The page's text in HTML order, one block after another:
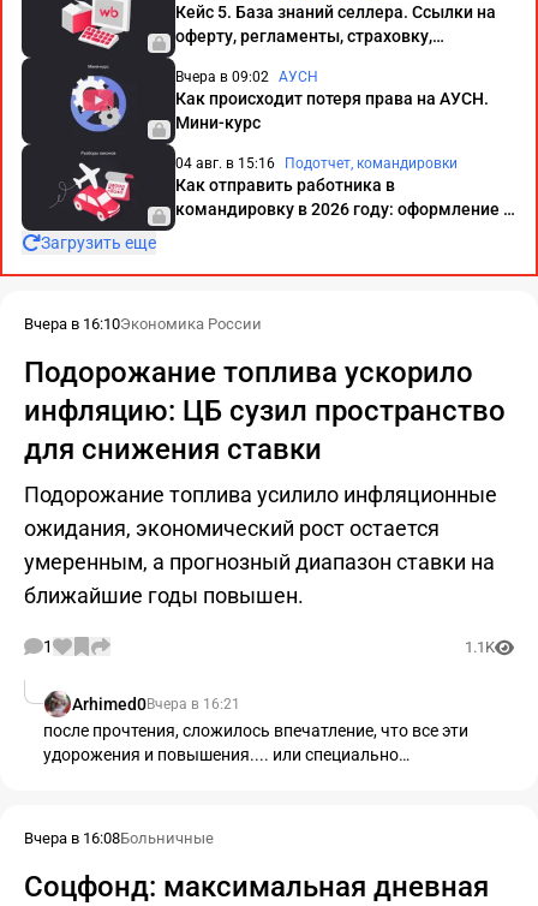
Кейс 5. База знаний селлера. Ссылки на
оферту, регламенты, страховку,
Вчера в 09:02 АУСН
Как происходит потеря права на АУСН.
Мини-курс
04 авг. в 15:16 Подотчет, командировки
Как отправить работника в
командировку в 2026 году: оформление и
Загрузить еще
Вчера в 16:10Экономика России
Подорожание топлива ускорило
инфляцию: ЦБ сузил пространство
для снижения ставки
Подорожание топлива усилило инфляционные
ожидания, экономический рост остается
умеренным, а прогнозный диапазон ставки на
ближайшие годы повышен.
1 1.1K
Arhimed0Вчера в 16:21
после прочтения, сложилось впечатление, что все эти
удорожения и повышения.... или специально
Вчера в 16:08Больничные
Соцфонд: максимальная дневная